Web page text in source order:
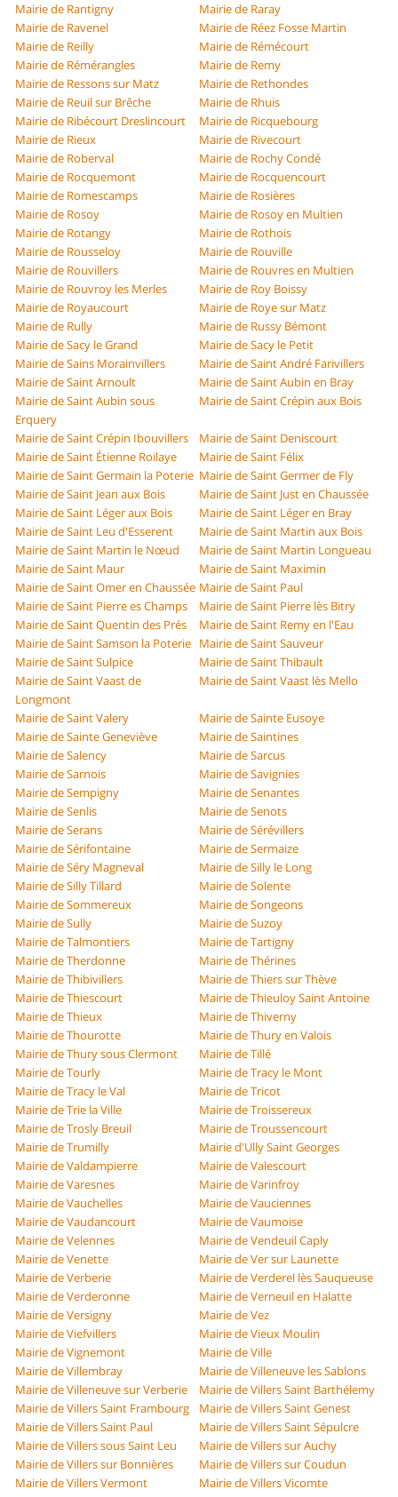
Mairie de Rantigny
Mairie de Raray
Mairie de Ravenel
Mairie de Réez Fosse Martin
Mairie de Reilly
Mairie de Rémécourt
Mairie de Rémérangles
Mairie de Remy
Mairie de Ressons sur Matz
Mairie de Rethondes
Mairie de Reuil sur Brêche
Mairie de Rhuis
Mairie de Ribécourt Dreslincourt
Mairie de Ricquebourg
Mairie de Rieux
Mairie de Rivecourt
Mairie de Roberval
Mairie de Rochy Condé
Mairie de Rocquemont
Mairie de Rocquencourt
Mairie de Romescamps
Mairie de Rosières
Mairie de Rosoy
Mairie de Rosoy en Multien
Mairie de Rotangy
Mairie de Rothois
Mairie de Rousseloy
Mairie de Rouville
Mairie de Rouvillers
Mairie de Rouvres en Multien
Mairie de Rouvroy les Merles
Mairie de Roy Boissy
Mairie de Royaucourt
Mairie de Roye sur Matz
Mairie de Rully
Mairie de Russy Bémont
Mairie de Sacy le Grand
Mairie de Sacy le Petit
Mairie de Sains Morainvillers
Mairie de Saint André Farivillers
Mairie de Saint Arnoult
Mairie de Saint Aubin en Bray
Mairie de Saint Aubin sous
Erquery
Mairie de Saint Crépin aux Bois
Mairie de Saint Crépin Ibouvillers
Mairie de Saint Deniscourt
Mairie de Saint Étienne Roilaye
Mairie de Saint Félix
Mairie de Saint Germain la Poterie Mairie de Saint Germer de Fly
Mairie de Saint Jean aux Bois
Mairie de Saint Just en Chaussée
Mairie de Saint Léger aux Bois
Mairie de Saint Léger en Bray
Mairie de Saint Leu d'Esserent
Mairie de Saint Martin aux Bois
Mairie de Saint Martin le Nœud
Mairie de Saint Martin Longueau
Mairie de Saint Maur
Mairie de Saint Maximin
Mairie de Saint Omer en Chaussée Mairie de Saint Paul
Mairie de Saint Pierre es Champs
Mairie de Saint Pierre lès Bitry
Mairie de Saint Quentin des Prés
Mairie de Saint Remy en l'Eau
Mairie de Saint Samson la Poterie Mairie de Saint Sauveur
Mairie de Saint Sulpice
Mairie de Saint Thibault
Mairie de Saint Vaast de
Longmont
Mairie de Saint Vaast lès Mello
Mairie de Saint Valery
Mairie de Sainte Eusoye
Mairie de Sainte Geneviève
Mairie de Saintines
Mairie de Salency
Mairie de Sarcus
Mairie de Sarnois
Mairie de Savignies
Mairie de Sempigny
Mairie de Senantes
Mairie de Senlis
Mairie de Senots
Mairie de Serans
Mairie de Sérévillers
Mairie de Sérifontaine
Mairie de Sermaize
Mairie de Séry Magneval
Mairie de Silly le Long
Mairie de Silly Tillard
Mairie de Solente
Mairie de Sommereux
Mairie de Songeons
Mairie de Sully
Mairie de Suzoy
Mairie de Talmontiers
Mairie de Tartigny
Mairie de Therdonne
Mairie de Thérines
Mairie de Thibivillers
Mairie de Thiers sur Thève
Mairie de Thiescourt
Mairie de Thieuloy Saint Antoine
Mairie de Thieux
Mairie de Thiverny
Mairie de Thourotte
Mairie de Thury en Valois
Mairie de Thury sous Clermont
Mairie de Tillé
Mairie de Tourly
Mairie de Tracy le Mont
Mairie de Tracy le Val
Mairie de Tricot
Mairie de Trie la Ville
Mairie de Troissereux
Mairie de Trosly Breuil
Mairie de Troussencourt
Mairie de Trumilly
Mairie d'Ully Saint Georges
Mairie de Valdampierre
Mairie de Valescourt
Mairie de Varesnes
Mairie de Varinfroy
Mairie de Vauchelles
Mairie de Vauciennes
Mairie de Vaudancourt
Mairie de Vaumoise
Mairie de Velennes
Mairie de Vendeuil Caply
Mairie de Venette
Mairie de Ver sur Launette
Mairie de Verberie
Mairie de Verderel lès Sauqueuse
Mairie de Verderonne
Mairie de Verneuil en Halatte
Mairie de Versigny
Mairie de Vez
Mairie de Viefvillers
Mairie de Vieux Moulin
Mairie de Vignemont
Mairie de Ville
Mairie de Villembray
Mairie de Villeneuve les Sablons
Mairie de Villeneuve sur Verberie
Mairie de Villers Saint Barthélemy
Mairie de Villers Saint Frambourg
Mairie de Villers Saint Genest
Mairie de Villers Saint Paul
Mairie de Villers Saint Sépulcre
Mairie de Villers sous Saint Leu
Mairie de Villers sur Auchy
Mairie de Villers sur Bonnières
Mairie de Villers sur Coudun
Mairie de Villers Vermont
Mairie de Villers Vicomte